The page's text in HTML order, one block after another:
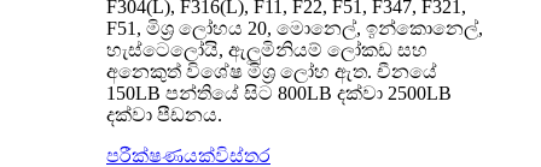
F304(L), F316(L), F11, F22, F51, F347, F321,
F51, මිශ්‍ර ලෝහය 20, මොනෙල්, ඉන්කොනෙල්,
හැස්ටෙලෝයි, ඇලුමිනියම් ලෝකඩ සහ
අනෙකුත් විශේෂ මිශ්‍ර ලෝහ ඇත. චීනයේ
150LB පන්තියේ සිට 800LB දක්වා 2500LB
දක්වා පීඩනය.
පරීක්ෂණයක්විස්තර